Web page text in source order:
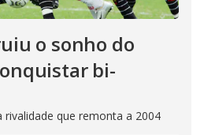
o sonho do
bi-
que remonta a 2004